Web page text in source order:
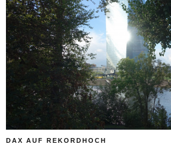
DAX AUF REKORDHOCH